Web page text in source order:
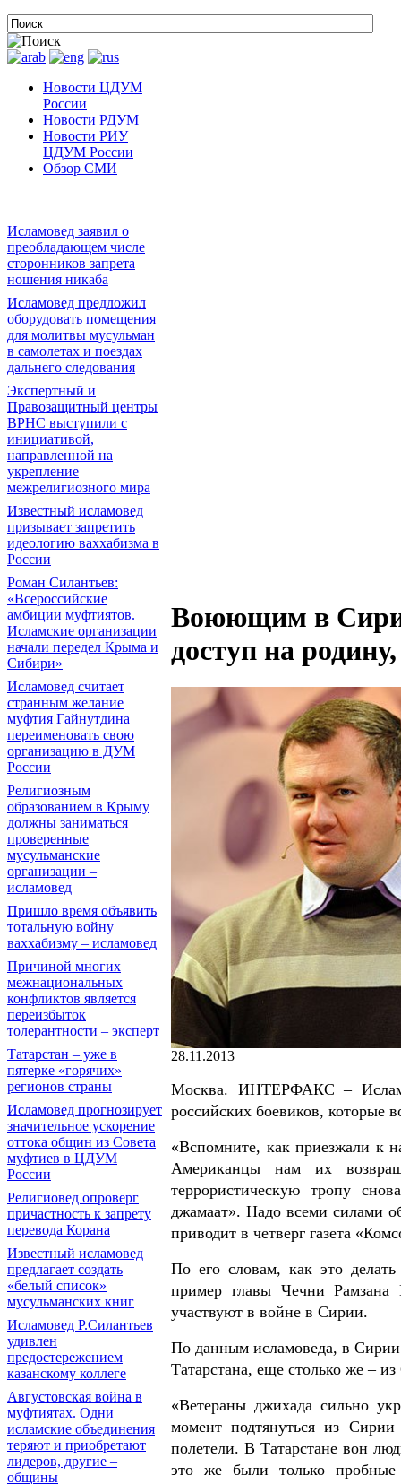
Новости ЦДУМ
России
Новости РДУМ
Новости РИУ
ЦДУМ России
Обзор СМИ
Исламовед заявил о
преобладающем числе
сторонников запрета
ношения никаба
Исламовед предложил
оборудовать помещения
для молитвы мусульман
в самолетах и поездах
дальнего следования
Экспертный и
Правозащитный центры
ВРНС выступили с
инициативой,
направленной на
укрепление
межрелигиозного мира
Известный исламовед
призывает запретить
идеологию ваххабизма в
России
Роман Силантьев:
«Всероссийские
амбиции муфтиятов.
Исламские организации
начали передел Крыма и
Сибири»
Исламовед считает
странным желание
муфтия Гайнутдина
переименовать свою
организацию в ДУМ
России
Религиозным
образованием в Крыму
должны заниматься
проверенные
мусульманские
организации –
исламовед
Пришло время объявить
тотальную войну
ваххабизму – исламовед
Причиной многих
межнациональных
конфликтов является
переизбыток
толерантности – эксперт
Татарстан – уже в
пятерке «горячих»
регионов страны
Исламовед прогнозирует
значительное ускорение
оттока общин из Совета
муфтиев в ЦДУМ
России
Религиовед опроверг
причастность к запрету
перевода Корана
Известный исламовед
предлагает создать
«белый список»
мусульманских книг
Исламовед Р.Силантьев
удивлен
предостережением
казанскому коллеге
Августовская война в
муфтиятах. Одни
исламские объединения
теряют и приобретают
лидеров, другие –
общины
Воюющим в
доступ на
28.11.2013
Москва. ИНТЕРФАКС –
российских боевиков, которые
«Вспомните, как приезжали к
Американцы нам их
террористическую тропу
джамаат». Надо всеми силами
приводит в четверг газета
По его словам, как это
пример главы Чечни Рамзана
участвуют в войне в Сирии.
По данным исламоведа, в Сирии
Татарстана, еще столько же –
«Ветераны джихада сильно
момент подтянуться из
полетели. В Татарстане вон
это же были только